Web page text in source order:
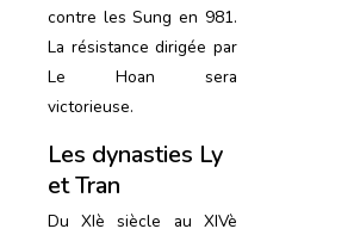
contre les Sung en 981.
La résistance dirigée par
Le Hoan sera
victorieuse.
Les dynasties Ly
et Tran
Du XIè siècle au XIVè